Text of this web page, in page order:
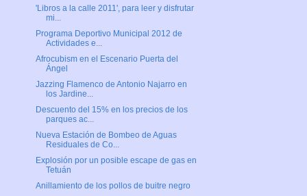
'Libros a la calle 2011', para leer y disfrutar
mi...
Programa Deportivo Municipal 2012 de
Actividades e...
Afrocubism en el Escenario Puerta del
Ángel
Jazzing Flamenco de Antonio Najarro en
los Jardine...
Descuento del 15% en los precios de los
parques ac...
Nueva Estación de Bombeo de Aguas
Residuales de Co...
Explosión por un posible escape de gas en
Tetuán
Anillamiento de los pollos de buitre negro